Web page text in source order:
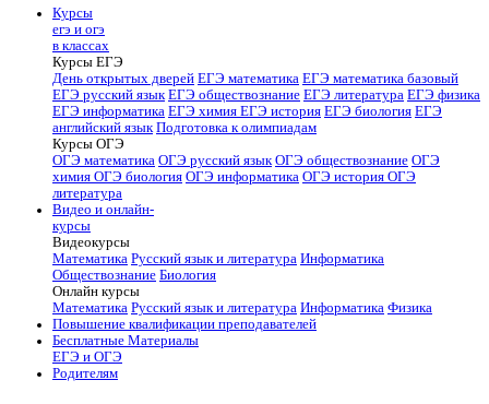
Курсы
егэ и огэ
в классах
Курсы ЕГЭ
День открытых дверей ЕГЭ математика ЕГЭ математика базовый
ЕГЭ русский язык ЕГЭ обществознание ЕГЭ литература ЕГЭ физика
ЕГЭ информатика ЕГЭ химия ЕГЭ история ЕГЭ биология ЕГЭ
английский язык Подготовка к олимпиадам
Курсы ОГЭ
ОГЭ математика ОГЭ русский язык ОГЭ обществознание ОГЭ
химия ОГЭ биология ОГЭ информатика ОГЭ история ОГЭ
литература
Видео и онлайн-
курсы
Видеокурсы
Математика Русский язык и литература Информатика
Обществознание Биология
Онлайн курсы
Математика Русский язык и литература Информатика Физика
Повышение квалификации преподавателей
Бесплатные Материалы
ЕГЭ и ОГЭ
Родителям